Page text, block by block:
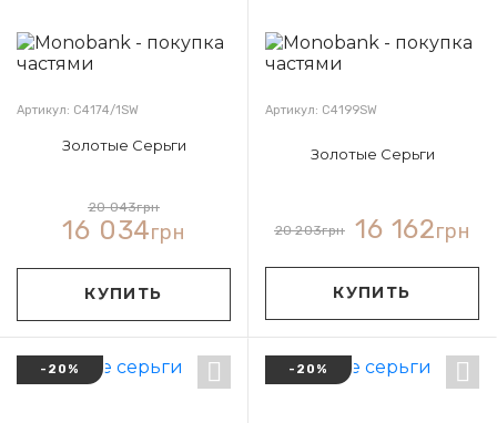
Артикул: С4174/1SW
Золотые Серьги
20 043грн
16 034грн
КУПИТЬ
Артикул: С4199SW
Золотые Серьги
20 203грн 16 162грн
КУПИТЬ
-20% -20%